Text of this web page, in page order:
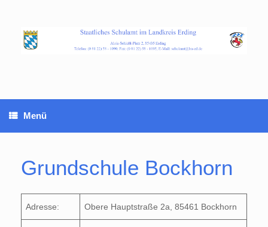
Menü
Grundschule Bockhorn
Adresse: Obere Hauptstraße 2a, 85461 Bockhorn